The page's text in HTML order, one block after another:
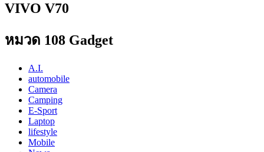
VIVO V70
หมวด 108 Gadget
A.I.
automobile
Camera
Camping
E-Sport
Laptop
lifestyle
Mobile